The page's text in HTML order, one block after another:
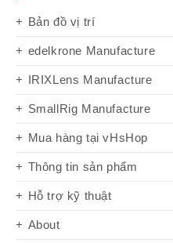
Bản đồ vị trí
edelkrone Manufacture
IRIXLens Manufacture
SmallRig Manufacture
Mua hàng tại vHsHop
Thông tin sản phẩm
Hỗ trợ kỹ thuật
About